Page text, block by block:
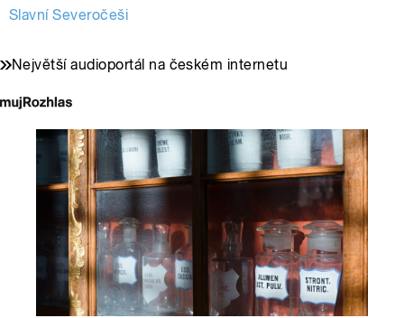
Slavní Severočeši
Největší audioportál na českém internetu